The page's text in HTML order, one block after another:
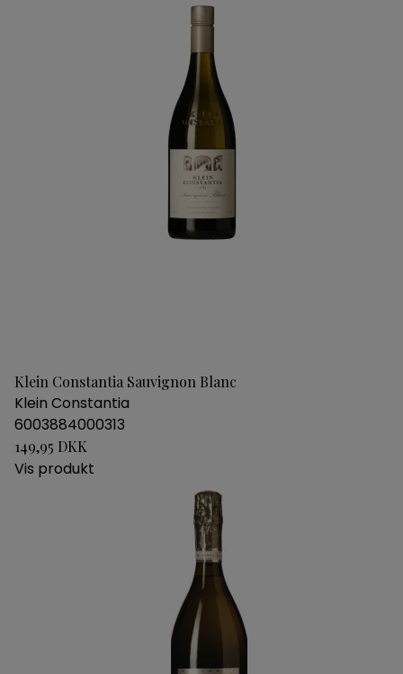
Klein Constantia Sauvignon Blanc
Klein Constantia
6003884000313
149,95 DKK
Vis produkt